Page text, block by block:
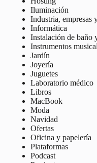
Iluminación
Industria, empresas
Informática
Instalación de baño
Instrumentos
Jardín
Joyería
Juguetes
Laboratorio médico
Libros
MacBook
Moda
Navidad
Ofertas
Oficina y papelería
Plataformas
Podcast